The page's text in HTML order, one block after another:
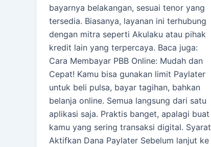
bayarnya belakangan, sesuai tenor yang
tersedia. Biasanya, layanan ini terhubung
dengan mitra seperti Akulaku atau pihak
kredit lain yang terpercaya. Baca juga:
Cara Membayar PBB Online: Mudah dan
Cepat! Kamu bisa gunakan limit Paylater
untuk beli pulsa, bayar tagihan, bahkan
belanja online. Semua langsung dari satu
aplikasi saja. Praktis banget, apalagi buat
kamu yang sering transaksi digital. Syarat
Aktifkan Dana Paylater Sebelum lanjut ke